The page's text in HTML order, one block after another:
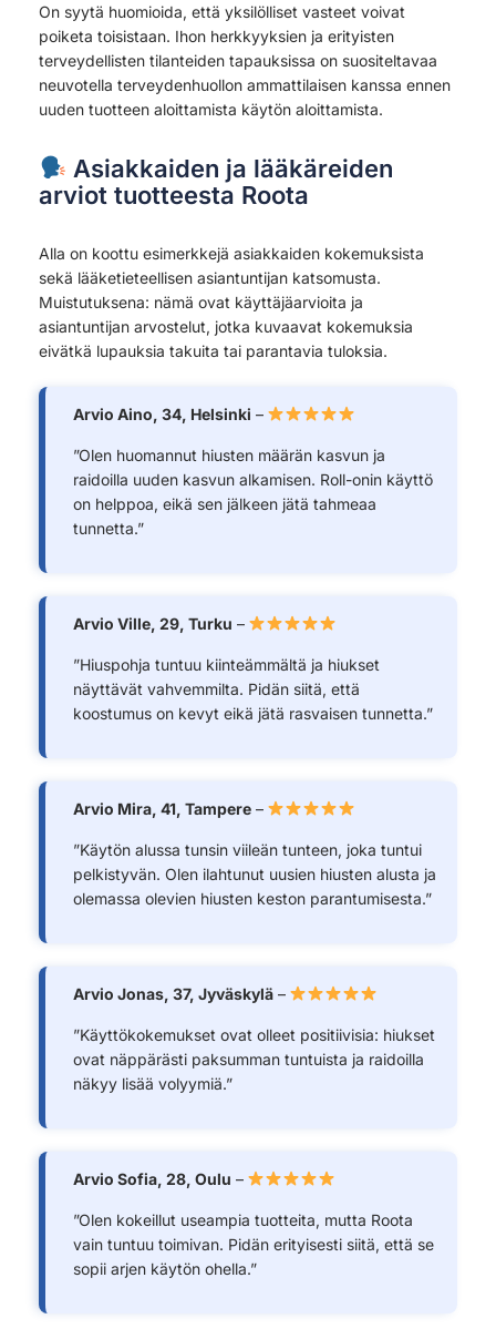
On syytä huomioida, että yksilölliset vasteet voivat
poiketa toisistaan. Ihon herkkyyksien ja erityisten
terveydellisten tilanteiden tapauksissa on suositeltavaa
neuvotella terveydenhuollon ammattilaisen kanssa ennen
uuden tuotteen aloittamista käytön aloittamista.
Asiakkaiden ja lääkäreiden
arviot tuotteesta Roota
Alla on koottu esimerkkejä asiakkaiden kokemuksista
sekä lääketieteellisen asiantuntijan katsomusta.
Muistutuksena: nämä ovat käyttäjäarvioita ja
asiantuntijan arvostelut, jotka kuvaavat kokemuksia
eivätkä lupauksia takuita tai parantavia tuloksia.
Arvio Aino, 34, Helsinki –
”Olen huomannut hiusten määrän kasvun ja
raidoilla uuden kasvun alkamisen. Roll-onin käyttö
on helppoa, eikä sen jälkeen jätä tahmeaa
tunnetta.”
Arvio Ville, 29, Turku –
”Hiuspohja tuntuu kiinteämmältä ja hiukset
näyttävät vahvemmilta. Pidän siitä, että
koostumus on kevyt eikä jätä rasvaisen tunnetta.”
Arvio Mira, 41, Tampere–
”Käytön alussa tunsin viileän tunteen, joka tuntui
pelkistyvän. Olen ilahtunut uusien hiusten alusta ja
olemassa olevien hiusten keston parantumisesta.”
Arvio Jonas, 37, Jyväskylä–
”Käyttökokemukset ovat olleet positiivisia: hiukset
ovat näppärästi paksumman tuntuista ja raidoilla
näkyy lisää volyymiä.”
Arvio Sofia, 28, Oulu –
”Olen kokeillut useampia tuotteita, mutta Roota
vain tuntuu toimivan. Pidän erityisesti siitä, että se
sopii arjen käytön ohella.”